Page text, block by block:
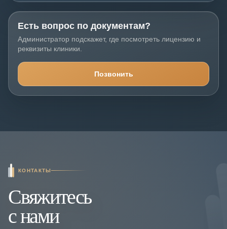
Есть вопрос по документам?
Администратор подскажет, где посмотреть лицензию и
реквизиты клиники.
Позвонить
КОНТАКТЫ
Свяжитесь
с нами